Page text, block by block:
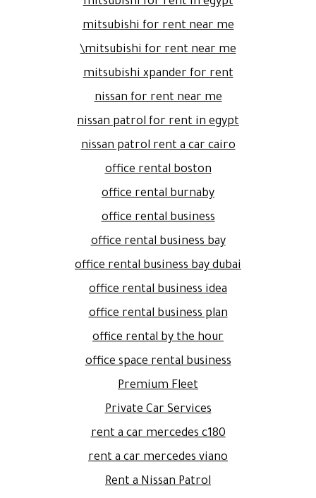
mitsubishi for rent near me
mitsubishi for rent near me\
mitsubishi xpander for rent
nissan for rent near me
nissan patrol for rent in egypt
nissan patrol rent a car cairo
office rental boston
office rental burnaby
office rental business
office rental business bay
office rental business bay dubai
office rental business idea
office rental business plan
office rental by the hour
office space rental business
Premium Fleet
Private Car Services
rent a car mercedes c180
rent a car mercedes viano
Rent a Nissan Patrol